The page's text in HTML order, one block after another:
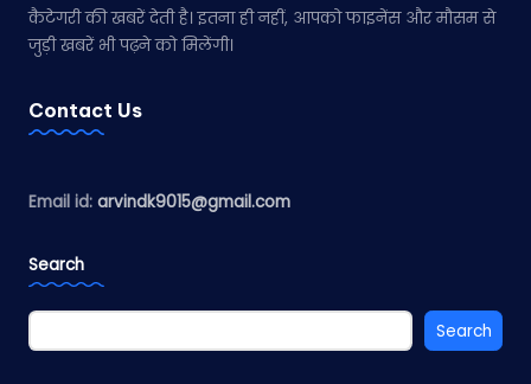
कैटेगरी की खबरें देती है। इतना ही नहीं, आपको फाइनेंस और मौसम से
जुड़ी खबरें भी पढ़ने को मिलेंगी।
Contact Us
Email id: arvindk9015@gmail.com
Search
Search